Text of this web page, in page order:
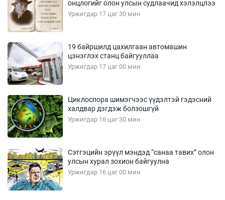
онцлогийг олон улсын судлаачид хэлэлцлээ
Уржигдар 17 цаг 30 мин
19 байршилд цахилгаан автомашин
цэнэглэх станц байгууллаа
Уржигдар 17 цаг 00 мин
Циклоспора шимэгчээс үүдэлтэй гэдэсний
халдвар дэгдэж болзошгүй
Уржигдар 16 цаг 30 мин
Сэтгэцийн эрүүл мэндэд “санаа тавих” олон
улсын хурал зохион байгуулна
Уржигдар 16 цаг 00 мин